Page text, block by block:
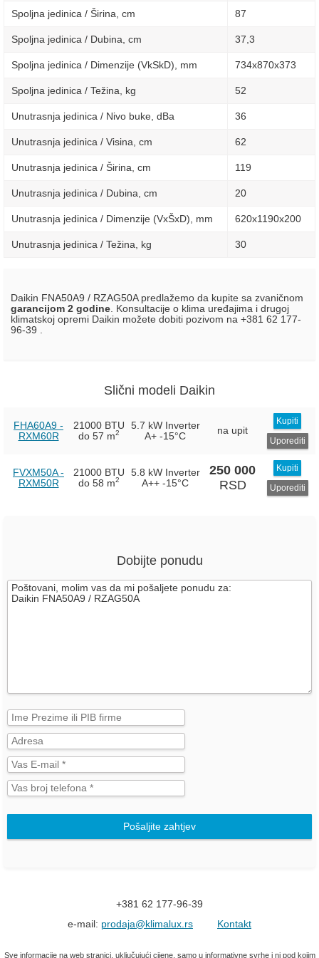
Spoljna jedinica / Širina, сm 87
Spoljna jedinica / Dubina, сm 37,3
Spoljna jedinica / Dimenzije (VkSkD), mm 734х870х373
Spoljna jedinica / Težina, kg 52
Unutrasnja jedinica / Nivo buke, dBa 36
Unutrasnja jedinica / Visina, сm 62
Unutrasnja jedinica / Širina, сm 119
Unutrasnja jedinica / Dubina, сm 20
Unutrasnja jedinica / Dimenzije (VxŠxD), mm 620х1190х200
Unutrasnja jedinica / Težina, kg 30
Daikin FNA50A9 / RZAG50A predlažemo da kupite sa zvaničnom
garancijom 2 godine . Konsultacije o klima uređajima i drugoj
klimatskoj opremi Daikin možete dobiti pozivom na +381 62 177-
96-39 .
Slični modeli Daikin
FHA60A9 -
RXM60R
21000 BTU
do 57 m2
5.7 kW Inverter
A+ -15°C
na upit
Kupiti
Uporediti
FVXM50A -
RXM50R
21000 BTU
do 58 m2
5.8 kW Inverter
A++ -15°C
250 000
RSD
Kupiti
Uporediti
Dobijte ponudu
Pošaljite zahtjev
+381 62 177-96-39
e-mail: prodaja@klimalux.rs Kontakt
Sve informacije na web stranici, uključujući cijene, samo u informativne svrhe i ni pod kojim